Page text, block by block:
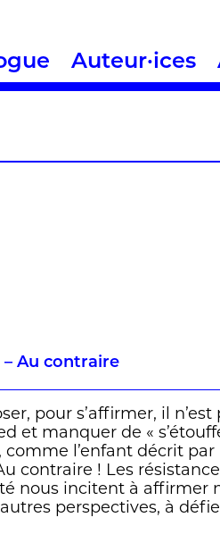
Auteur·ices
Au contraire
pour s’affirmer, il
et manquer de «
comme l’enfant décrit
contraire ! Les
nous incitent à affirmer
perspectives, à